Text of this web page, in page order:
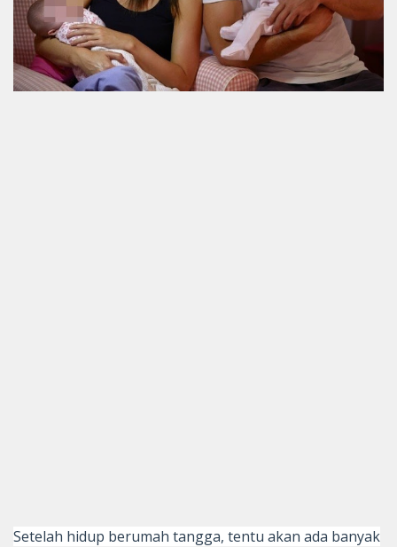
Setelah hidup berumah tangga, tentu akan ada banyak